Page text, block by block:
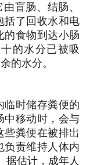
盲肠、结肠、
括了回收水和电
的食物到达小肠
的水分已被吸
的水分。
临时储存粪便的
中移动时，会与
些粪便在被排出
负责维持人体内
据估计，成年人